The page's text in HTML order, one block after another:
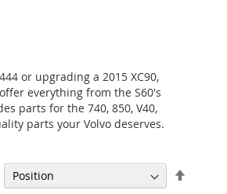
or upgrading a 2015 XC90,
everything from the S60's
parts for the 740, 850, V40,
parts your Volvo deserves.